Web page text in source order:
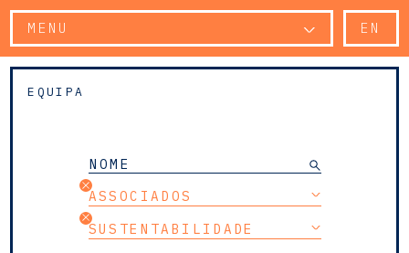
MENU EN
EQUIPA
ASSOCIADOS
SUSTENTABILIDADE